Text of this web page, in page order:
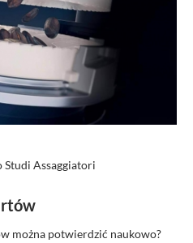
można potwierdzić naukowo?